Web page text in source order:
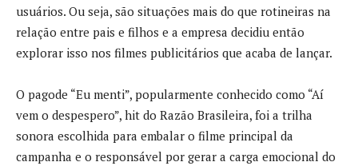
usuários. Ou seja, são situações mais do que rotineiras na
relação entre pais e filhos e a empresa decidiu então
explorar isso nos filmes publicitários que acaba de lançar.
O pagode “Eu menti”, popularmente conhecido como “Aí
vem o despespero”, hit do Razão Brasileira, foi a trilha
sonora escolhida para embalar o filme principal da
campanha e o responsável por gerar a carga emocional do